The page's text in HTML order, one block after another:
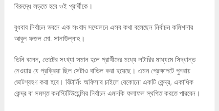
বিরুদ্ধে লড়তে হবে ওই প্রার্থীকে।
বুধবার নির্বাচন ভবনে এক সংবাদ সম্মেলনে এসব কথা বলেছেন নির্বাচন কমিশনার
আবুল ফজল মো. সানাউল্লাহ।
তিনি বলেন, ভোটের সংখ্যা সমান হলে প্রার্থীদের মধ্যে লটারির মাধ্যমে সিদ্ধান্ত
নেওয়ার যে প্রক্রিয়া ছিল সেটাও বাতিল করা হয়েছে। এমন প্রেক্ষাপটে পুনরায়
ভোটগ্রহণ করা হবে। রিটার্নিং অফিসার চাইলে যেকোনো একটি কেন্দ্র, একাধিক
কেন্দ্র বা সমস্ত কনস্টিটিউয়েন্সির নির্বাচন এমনকি ফলাফল স্থগিত করতে পারবেন।